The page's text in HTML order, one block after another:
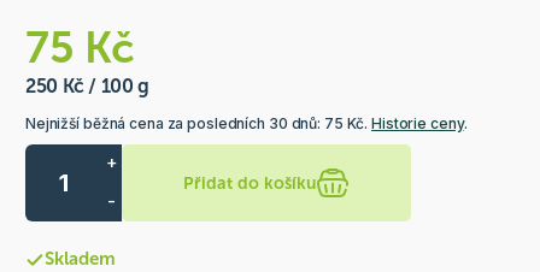
75 Kč
250 Kč / 100 g
Nejnižší běžná cena za posledních 30 dnů: 75 Kč.Historie ceny.
+
-
Přidat do košíku
Skladem